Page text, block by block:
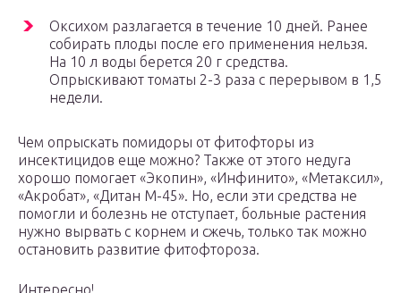
Оксихом разлагается в течение 10 дней. Ранее
собирать плоды после его применения нельзя.
На 10 л воды берется 20 г средства.
Опрыскивают томаты 2-3 раза с перерывом в 1,5
недели.
Чем опрыскать помидоры от фитофторы из
инсектицидов еще можно? Также от этого недуга
хорошо помогает «Экопин», «Инфинито», «Метаксил»,
«Акробат», «Дитан М-45». Но, если эти средства не
помогли и болезнь не отступает, больные растения
нужно вырвать с корнем и сжечь, только так можно
остановить развитие фитофтороза.
Интересно!